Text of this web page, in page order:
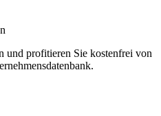
und profitieren Sie kostenfrei von